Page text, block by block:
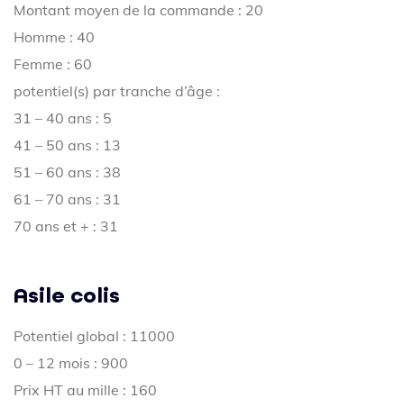
Montant moyen de la commande : 20
Homme : 40
Femme : 60
potentiel(s) par tranche d’âge :
31 – 40 ans : 5
41 – 50 ans : 13
51 – 60 ans : 38
61 – 70 ans : 31
70 ans et + : 31
Asile colis
Potentiel global : 11000
0 – 12 mois : 900
Prix HT au mille : 160